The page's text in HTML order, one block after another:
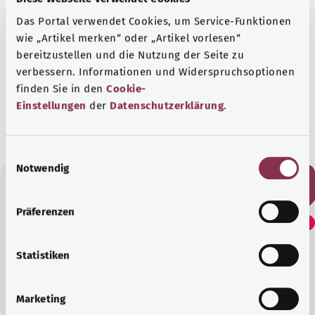
Das Portal verwendet Cookies, um Service-Funktionen
wie „Artikel merken“ oder „Artikel vorlesen“
bereitzustellen und die Nutzung der Seite zu
verbessern. Informationen und Widerspruchsoptionen
finden Sie in den Cookie-
Einstellungen der Datenschutzerklärung.
Notwendig
Präferenzen
Statistiken
Marketing
In Zusammenarbeit mit dem Robert Koch-
Institut (RKI).
Stand: 12.01.2024
Fanden Sie diesen Artikel